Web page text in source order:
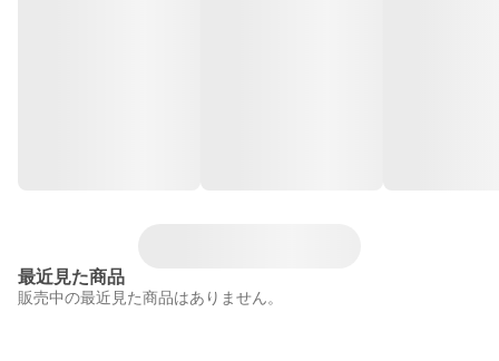
最近見た商品
販売中の最近見た商品はありません。